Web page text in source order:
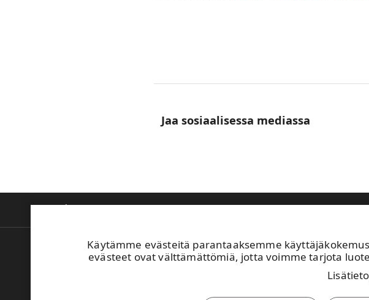
Jaa sosiaalisessa mediassa
Käytämme evästeitä parantaaksemme
evästeet ovat välttämättömiä, jotta voimme tarjota
Laskutus
Turvallisuusperehdytys
Avoimet
Kuvapankki
Tilaa tiedotteet